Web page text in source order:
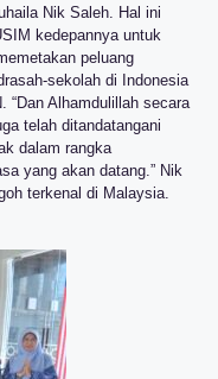
Nik Saleh. Hal ini
kedepannya untuk
peluang
sekolah di Indonesia
“Dan Alhamdulillah secara
telah ditandatangani
dalam rangka
yang akan datang.” Nik
terkenal di Malaysia.